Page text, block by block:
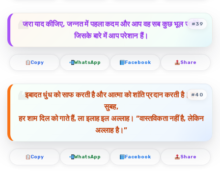
जरा याद कीजिए, जन्नत में पहला कदम और आप वह सब कुछ भूल जायेंगे
जिसके बारे में आप परेशान हैं।
#39
Copy WhatsApp Facebook Share
इबादत धुंध को साफ करती है और आत्मा को शांति प्रदान करती है। हर
सुबह,
हर शाम दिल को गाते हैं, ला इलाह इल अल्लाह। “वास्तविकता नहीं है, लेकिन
अल्लाह है।”
#40
Copy WhatsApp Facebook Share